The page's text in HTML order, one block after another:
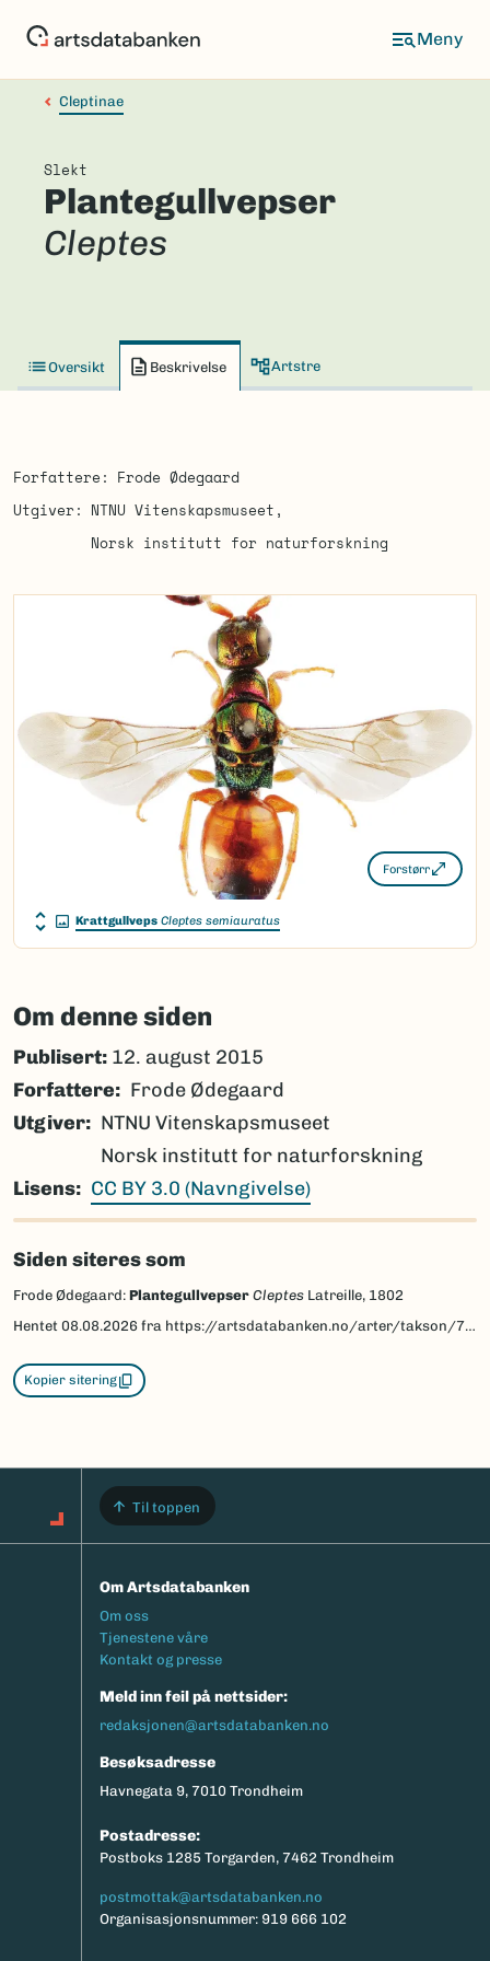
Cleptinae
Slekt
Plantegullvepser
Cleptes
Oversikt Beskrivelse Artstre
Forfattere
Frode Ødegaard
Utgiver
NTNU Vitenskapsmuseet
Norsk institutt for naturforskning
Forstørr
Krattgullveps Cleptes semiauratus
Om denne siden
Publisert: 12. august 2015
Forfattere
Frode Ødegaard
Utgiver
NTNU Vitenskapsmuseet
Norsk institutt for naturforskning
Lisens
CC BY 3.0 (Navngivelse)
Siden siteres som
Frode Ødegaard: Plantegullvepser Cleptes Latreille, 1802
Hentet 08.08.2026 fra https://artsdatabanken.no/arter/takson/77253/beskrivelse
Kopier sitering
Til toppen
Om Artsdatabanken
Footermeny
Om oss
Tjenestene våre
Kontakt og presse
Meld inn feil på nettsider:
redaksjonen@artsdatabanken.no
Besøksadresse
Havnegata 9, 7010 Trondheim
Postadresse:
Postboks 1285 Torgarden, 7462 Trondheim
postmottak@artsdatabanken.no
Organisasjonsnummer: 919 666 102